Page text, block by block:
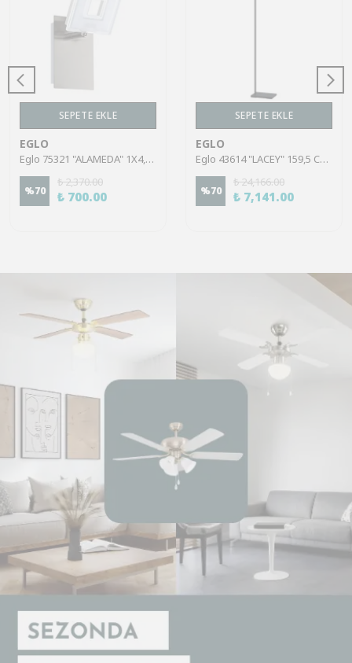
SEPETE EKLE
EGLO
Eglo 75321 "ALAMEDA" 1X4,5W Çelik Nikel Mat Sıva Üstü Spot
%70
₺ 2,370.00
₺ 700.00
SEPETE EKLE
EGLO
Eglo 43614 "LACEY" 159,5 Cm Yüksekliğinde Çelik, Ahşap Köşe Lambası Lambader
%70
₺ 24,166.00
₺ 7,141.00